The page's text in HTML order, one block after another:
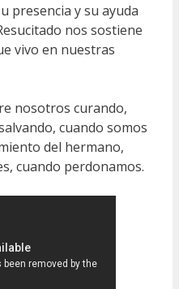
presencia y su ayuda
nos sostiene
vivo en nuestras
nosotros curando,
cuando somos
del hermano,
cuando perdonamos.